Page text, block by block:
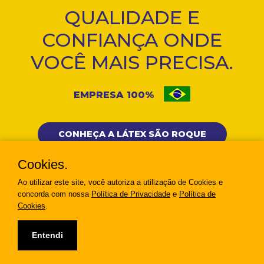
QUALIDADE E
CONFIANÇA ONDE
VOCÊ MAIS PRECISA.
EMPRESA 100%
CONHEÇA A LÁTEX SÃO ROQUE
Copyright © 2020 Luvas Sanro - Todos os direitos
CATÁLOGO COMPLETO
Cookies.
Ao utilizar este site, você autoriza a utilização de Cookies e
concorda com nossa Política de Privacidade e Política de
Cookies.
Entendi